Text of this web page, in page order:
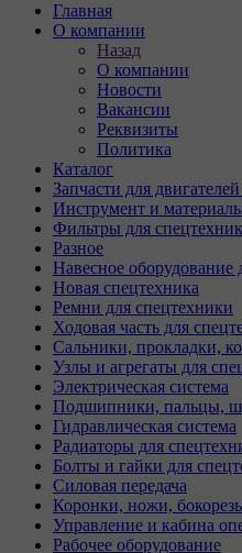
Главная
О компании
Назад
О компании
Новости
Вакансии
Реквизиты
Политика
Каталог
Запчасти для
Инструмент и
Фильтры для
Разное
Навесное оборудование
Новая спецтехника
Ремни для спецтехники
Ходовая часть для
Сальники, прокладки,
Узлы и агрегаты для
Электрическая система
Подшипники, пальцы,
Гидравлическая система
Радиаторы для
Болты и гайки для
Силовая передача
Коронки, ножи,
Управление и кабина
Рабочее оборудование